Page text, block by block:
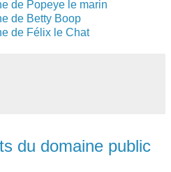
de Popeye le marin
de Betty Boop
de Félix le Chat
du domaine public